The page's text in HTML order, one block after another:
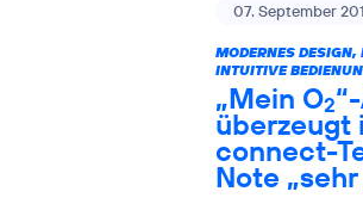
07. September
MODERNES DESIGN,
INTUITIVE
„Mein O2
überzeugt
connect-
Note